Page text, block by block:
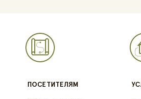
ПОСЕТИТЕЛЯМ